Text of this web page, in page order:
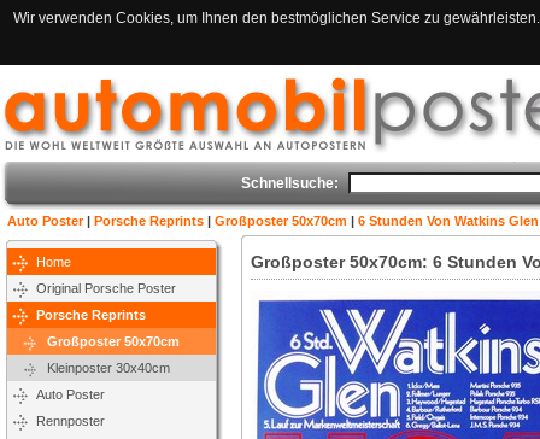
Wir verwenden Cookies, um Ihnen den bestmöglichen Service zu
Schnellsuche:
Auto Poster| Porsche Reprints | Großposter 50x70cm | 6 Stunden Von Watkins
Home
Original Porsche Poster
Porsche Reprints
Großposter 50x70cm
Kleinposter 30x40cm
Auto Poster
Rennposter
Großposter 50x70cm: 6 Stunden